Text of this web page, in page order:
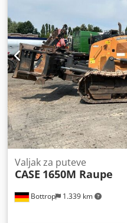
rezervoara: 400 L Radio: ?
Mokre kočnice Dimenzije
650/75R38 - 520/70R34
Kutija za alat: ? Hidraulični
Samson Kapacitet
2 x HPP Kapacitet visokog
Dedsynq Dbspfx Afvjck
upravljanje: ?
Bottrop 1.339 km
Valjak za puteve
CASE 1650M Raupe